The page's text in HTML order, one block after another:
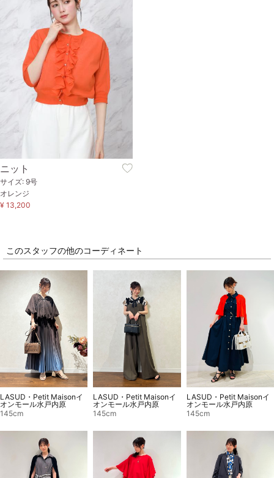
ニット
サイズ: 9号
オレンジ
¥ 13,200
このスタッフの他のコーディネート
LASUD・Petit Maisonイ
オンモール水戸内原
145cm
LASUD・Petit Maisonイ
オンモール水戸内原
145cm
LASUD・Petit Maisonイ
オンモール水戸内原
145cm